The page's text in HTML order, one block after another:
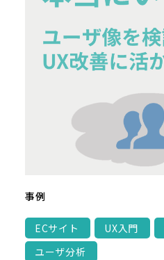
事例
ECサイト UX入門
ユーザ分析